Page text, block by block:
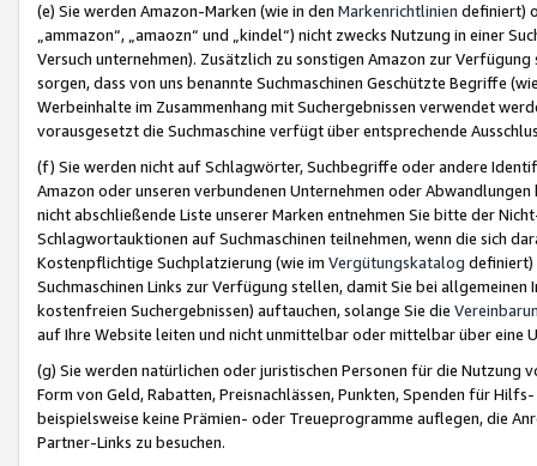
(e) Sie werden Amazon-Marken (wie in den Markenrichtlinien definiert)
„ammazon“, „amaozn“ und „kindel“) nicht zwecks Nutzung in einer
Versuch unternehmen). Zusätzlich zu sonstigen Amazon zur
sorgen, dass von uns benannte Suchmaschinen Geschützte Begriffe
Werbeinhalte im Zusammenhang mit Suchergebnissen verwendet
vorausgesetzt die Suchmaschine verfügt über entsprechende
(f) Sie werden nicht auf Schlagwörter, Suchbegriffe oder andere
Amazon oder unseren verbundenen Unternehmen oder
nicht abschließende Liste unserer Marken entnehmen Sie bitte der
Schlagwortauktionen auf Suchmaschinen teilnehmen, wenn die sich
Kostenpflichtige Suchplatzierung (wie im Vergütungskatalog definiert)
Suchmaschinen Links zur Verfügung stellen, damit Sie bei
kostenfreien Suchergebnissen) auftauchen, solange Sie die
auf Ihre Website leiten und nicht unmittelbar oder mittelbar über eine
(g) Sie werden natürlichen oder juristischen Personen für die Nutzung
Form von Geld, Rabatten, Preisnachlässen, Punkten, Spenden für
beispielsweise keine Prämien- oder Treueprogramme auflegen, die
Partner-Links zu besuchen.